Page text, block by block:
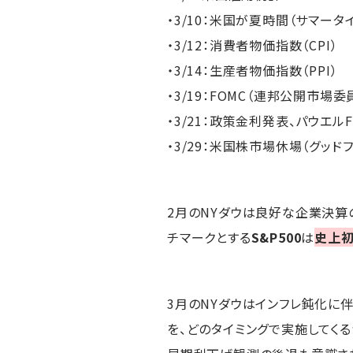
・3/10：米国が夏時間（サマータ
・3/12：消費者物価指数（CPI）
・3/14：生産者物価指数（PPI）
・3/19：FOMC（連邦公開市場
・3/21：政策金利発表、パウエ
・3/29：米国株市場休場（グッド
2月のNYダウは良好な企業決
チマークとするS&P500は史上
3月のNYダウはインフレ鈍化に伴
を、どのタイミングで実施してく